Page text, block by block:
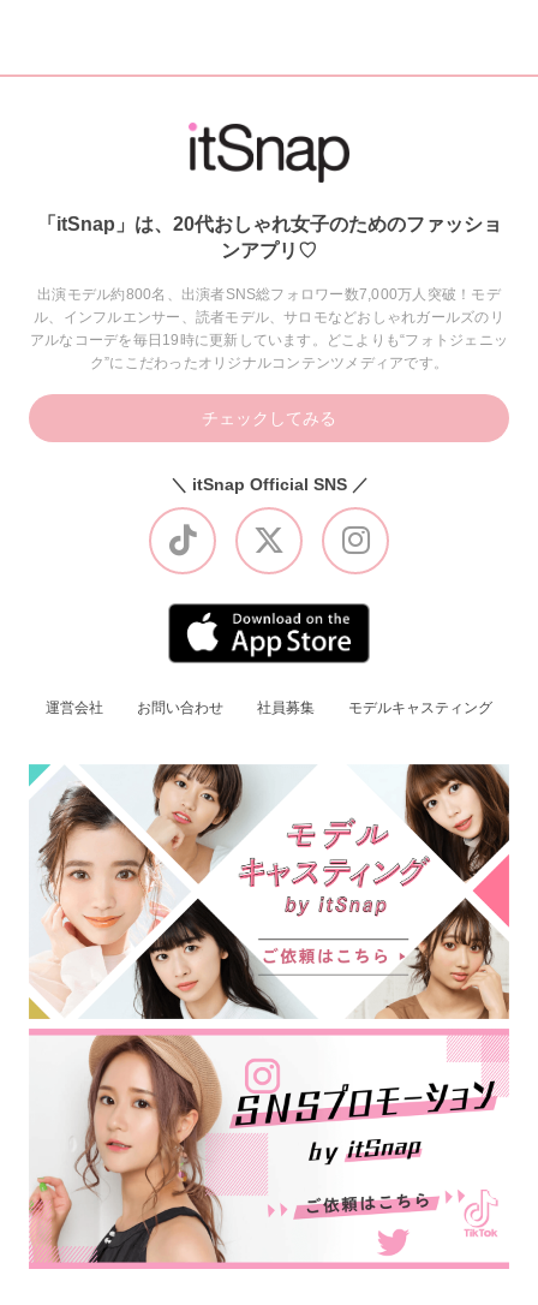
「itSnap」は、20代おしゃれ女子のためのファッショ
ンアプリ♡
出演モデル約800名、出演者SNS総フォロワー数7,000万人突破！モデ
ル、インフルエンサー、読者モデル、サロモなどおしゃれガールズのリ
アルなコーデを毎日19時に更新しています。どこよりも“フォトジェニッ
ク”にこだわったオリジナルコンテンツメディアです。
チェックしてみる
＼ itSnap Official SNS ／
運営会社 お問い合わせ 社員募集 モデルキャスティング